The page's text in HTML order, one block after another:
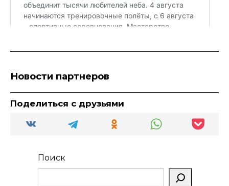
Новости партнеров
Поделиться с друзьями
Поиск